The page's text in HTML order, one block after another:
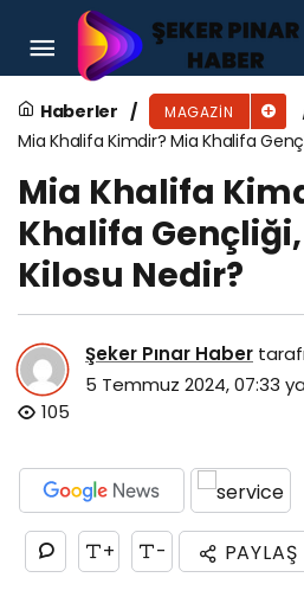
Haberler MAGAZIN
Mia Khalifa Kimdir? Mia Khalifa
Mia Khalifa
Khalifa
Kilosu Nedir?
Şeker Pınar Haber
5 Temmuz 2024, 07:33
105
+ - PAYLAŞ
Barbara Palvin Kimdir?
Boyu ve Kilosu Nedir?